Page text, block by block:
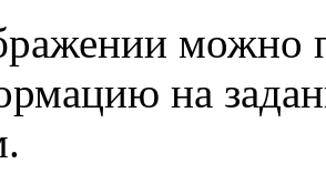
можно
на